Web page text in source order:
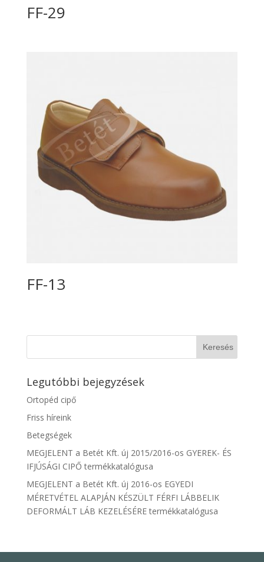
FF-29
FF-13
Legutóbbi bejegyzések
Ortopéd cipő
Friss híreink
Betegségek
MEGJELENT a Betét Kft. új 2015/2016-os GYEREK- ÉS
IFJÚSÁGI CIPŐ termékkatalógusa
MEGJELENT a Betét Kft. új 2016-os EGYEDI
MÉRETVÉTEL ALAPJÁN KÉSZÜLT FÉRFI LÁBBELIK
DEFORMÁLT LÁB KEZELÉSÉRE termékkatalógusa